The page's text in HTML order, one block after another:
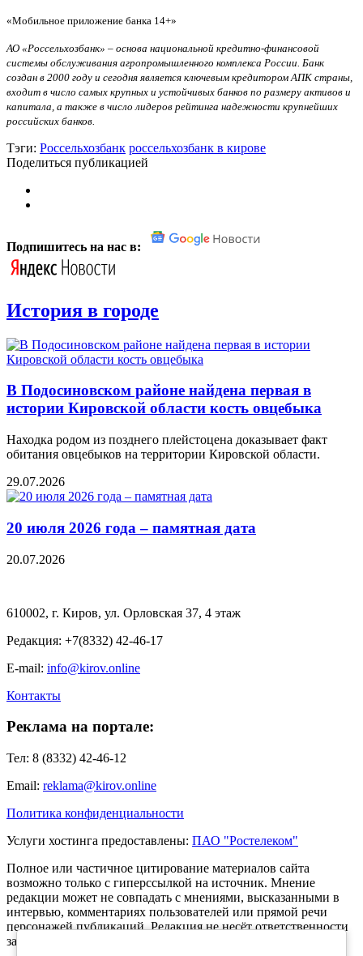
«Мобильное приложение банка 14+»
АО «Россельхозбанк» – основа национальной кредитно-финансовой
системы обслуживания агропромышленного комплекса России. Банк
создан в 2000 году и сегодня является ключевым кредитором АПК страны,
входит в число самых крупных и устойчивых банков по размеру активов и
капитала, а также в число лидеров рейтинга надежности крупнейших
российских банков.
Тэги: Россельхозбанк россельхозбанк в кирове
Поделиться публикацией
Подпишитесь на нас в:
История в городе
В Подосиновском районе найдена первая в
истории Кировской области кость овцебыка
Находка родом из позднего плейстоцена доказывает факт
обитания овцебыков на территории Кировской области.
29.07.2026
20 июля 2026 года – памятная дата
20.07.2026
610002, г. Киров, ул. Орловская 37, 4 этаж
Редакция: +7(8332) 42-46-17
E-mail: info@kirov.online
Контакты
Реклама на портале:
Тел: 8 (8332) 42-46-12
Email: reklama@kirov.online
Политика конфиденциальности
Услуги хостинга предоставлены: ПАО "Ростелеком"
Полное или частичное цитирование материалов сайта
возможно только с гиперссылкой на источник. Мнение
редакции может не совпадать с мнениями, высказанными в
интервью, комментариях пользователей или прямой речи
персонажей публикаций. Редакция не несёт ответственности
за текст комментариев читателей.